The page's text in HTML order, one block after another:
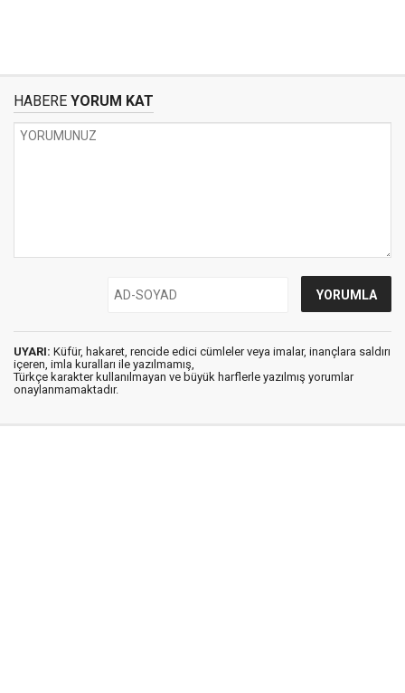
HABERE YORUM KAT
UYARI: Küfür, hakaret, rencide edici cümleler veya imalar, inançlara saldırı
içeren, imla kuralları ile yazılmamış,
Türkçe karakter kullanılmayan ve büyük harflerle yazılmış yorumlar
onaylanmamaktadır.